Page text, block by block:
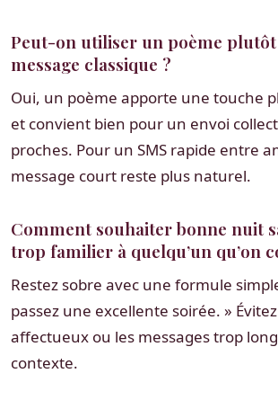
Peut-on utiliser un poème plutôt
message classique ?
Oui, un poème apporte une touche
et convient bien pour un envoi
proches. Pour un SMS rapide entre
message court reste plus naturel.
Comment souhaiter bonne nuit
trop familier à quelqu’un qu’on
Restez sobre avec une formule
passez une excellente soirée. »
affectueux ou les messages trop
contexte.